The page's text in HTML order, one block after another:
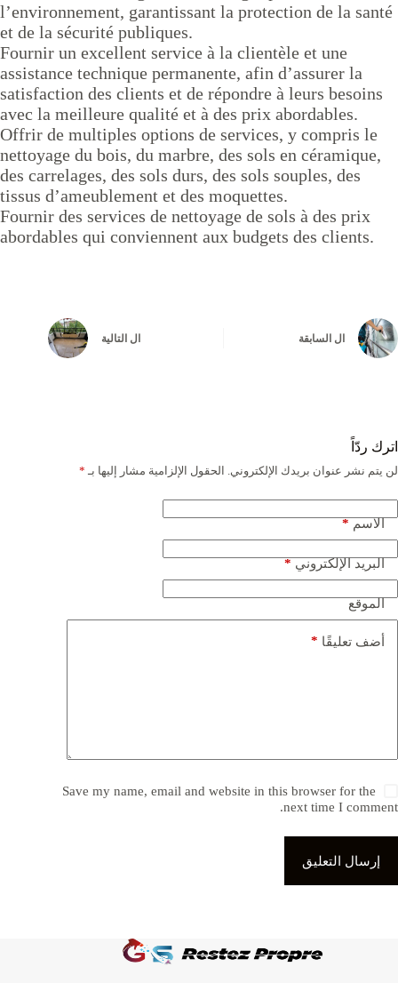
l’environnement, garantissant la protection de la santé
et de la sécurité publiques.
Fournir un excellent service à la clientèle et une
assistance technique permanente, afin d’assurer la
satisfaction des clients et de répondre à leurs besoins
avec la meilleure qualité et à des prix abordables.
Offrir de multiples options de services, y compris le
nettoyage du bois, du marbre, des sols en céramique,
des carrelages, des sols durs, des sols souples, des
tissus d’ameublement et des moquettes.
Fournir des services de nettoyage de sols à des prix
abordables qui conviennent aux budgets des clients.
ال السابقة ال التالية
اترك ردّاً
لن يتم نشر عنوان بريدك الإلكتروني. الحقول الإلزامية مشار إليها بـ *
الاسم *
البريد الإلكتروني *
الموقع
أضف تعليقًا *
Save my name, email and website in this browser for the
next time I comment.
إرسال التعليق